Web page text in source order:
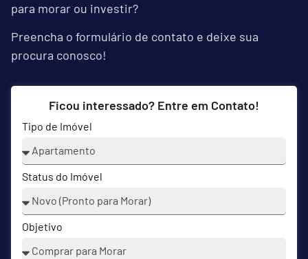
para morar ou investir?
Preencha o formulário de contato e deixe sua
procura conosco!
Ficou interessado? Entre em Contato!
Tipo de Imóvel
Status do Imóvel
Objetivo